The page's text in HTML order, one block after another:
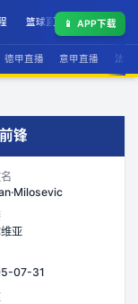
篮球直播 联赛积分
📱 APP下载
德甲直播 意甲直播 法甲
前锋
亚
07-31